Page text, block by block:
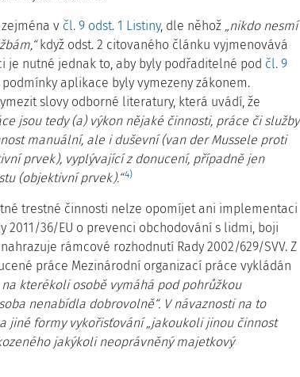
v čl. 9 odst. 1 Listiny, dle něhož „nikdo nesmí
když odst. 2 citovaného článku vyjmenovává
je nutné jednak to, aby byly podřaditelné pod čl. 9
aplikace byly vymezeny zákonem.
slovy odborné literatury, která uvádí, že
jsou tedy (a) výkon nějaké činnosti, práce či služby
manuální, ale i duševní (van der Mussele proti
prvek), vyplývající z donucení, případně jen
(objektivní prvek).“4)
trestné činnosti nelze opomíjet ani implementaci
2011/36/EU o prevenci obchodování s lidmi, boji
rámcové rozhodnutí Rady 2002/629/SVV. Z
práce Mezinárodní organizací práce vykládán
kterékoli osobě vymáhá pod pohrůžkou
nenabídla dobrovolně“. V návaznosti na to
jiné formy vykořisťování „jakoukoli jinou činnost
jakýkoli neoprávněný majetkový